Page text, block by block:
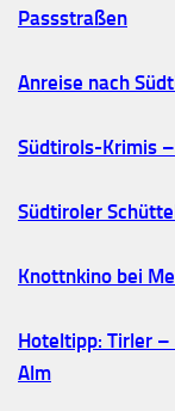
Passstraßen
Anreise nach
Südtirols-Krimis
Südtiroler
Knottnkino bei
Hoteltipp: Tirler –
Alm